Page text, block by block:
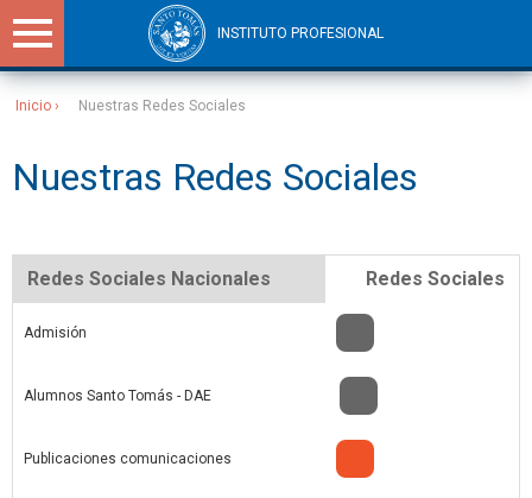
INSTITUTO PROFESIONAL
Inicio Nuestras Redes Sociales
Nuestras Redes Sociales
Redes Sociales Nacionales Redes Sociales
Admisión
Alumnos Santo Tomás - DAE
Publicaciones comunicaciones